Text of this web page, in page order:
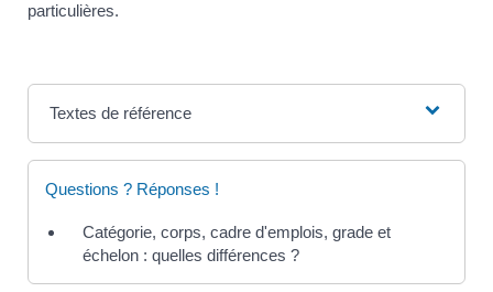
particulières.
Textes de référence
Questions ? Réponses !
Catégorie, corps, cadre d'emplois, grade et
échelon : quelles différences ?